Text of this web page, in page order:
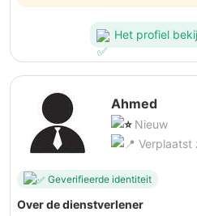
Het profiel
Ahmed
Nieuw
Verplaatst
Geverifieerde identiteit
Over de dienstverlener